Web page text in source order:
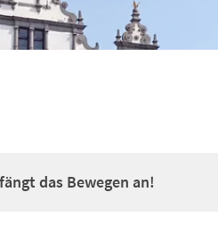
das Bewegen an!